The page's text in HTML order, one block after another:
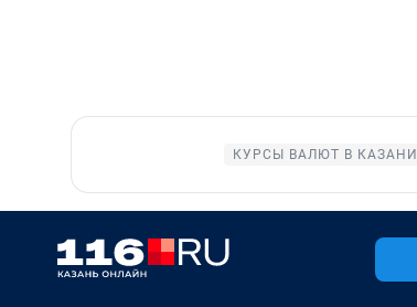
КУРСЫ ВАЛЮТ В КАЗАНИ